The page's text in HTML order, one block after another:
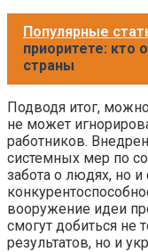
Популярные
приоритете: кто
страны
Подводя итог,
не может
работников.
системных мер по
забота о людях, но и
вооружение идеи
смогут добиться не
результатов, но и